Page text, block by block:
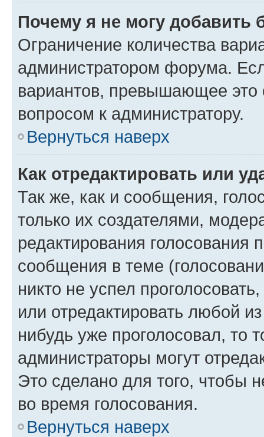
Почему я не могу добавить
Ограничение количества
администратором форума.
вариантов, превышающее это
вопросом к администратору.
Вернуться наверх
Как отредактировать или
Так же, как и сообщения,
только их создателями,
редактирования голосования
сообщения в теме
никто не успел
или отредактировать любой
нибудь уже проголосовал, то
администраторы могут
Это сделано для того, чтобы
во время голосования.
Вернуться наверх